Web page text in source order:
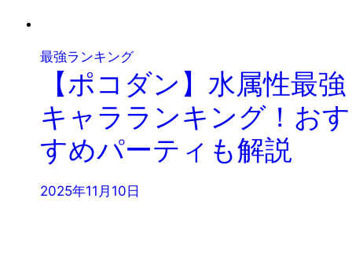
最強ランキング
【ポコダン】水属性最強
キャラランキング！おす
すめパーティも解説
2025年11月10日